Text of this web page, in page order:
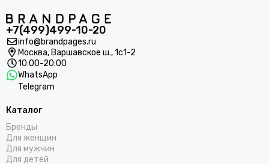
+7(499)499-10-20
info@brandpages.ru
Москва, Варшавское ш., 1с1-2
10:00-20:00
WhatsApp
Telegram
Каталог
Бренды
Для женщин
Для мужчин
Для детей